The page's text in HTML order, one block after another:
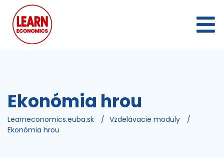
Ekonómia hrou
Learneconomics.euba.sk / Vzdelávacie moduly
/
Ekonómia hrou